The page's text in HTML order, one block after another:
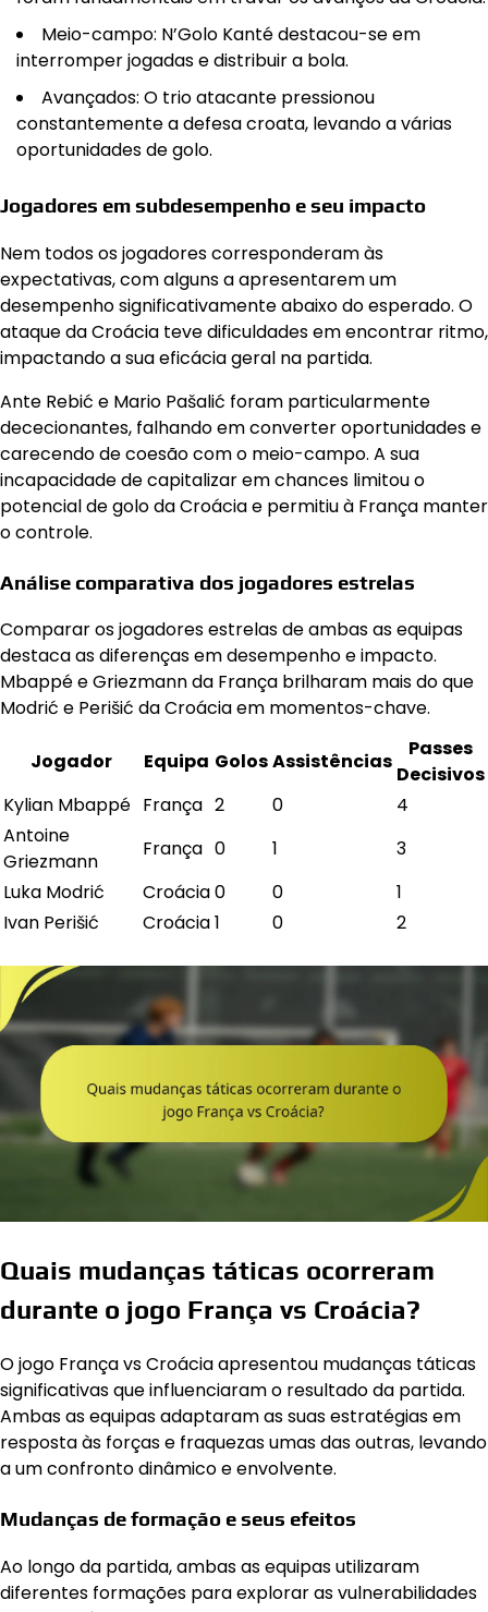
Meio-campo: N’Golo Kanté destacou-se em
interromper jogadas e distribuir a bola.
Avançados: O trio atacante pressionou
constantemente a defesa croata, levando a várias
oportunidades de golo.
Jogadores em subdesempenho e seu impacto
Nem todos os jogadores corresponderam às
expectativas, com alguns a apresentarem um
desempenho significativamente abaixo do esperado. O
ataque da Croácia teve dificuldades em encontrar ritmo,
impactando a sua eficácia geral na partida.
Ante Rebić e Mario Pašalić foram particularmente
dececionantes, falhando em converter oportunidades e
carecendo de coesão com o meio-campo. A sua
incapacidade de capitalizar em chances limitou o
potencial de golo da Croácia e permitiu à França manter
o controle.
Análise comparativa dos jogadores estrelas
Comparar os jogadores estrelas de ambas as equipas
destaca as diferenças em desempenho e impacto.
Mbappé e Griezmann da França brilharam mais do que
Modrić e Perišić da Croácia em momentos-chave.
Jogador Equipa GolosAssistências
Passes
Decisivos
Kylian Mbappé França 2 0
4
Antoine
Griezmann
França 0 1
3
Luka Modrić
Croácia0 0
1
Ivan Perišić
Croácia1 0 2
Quais mudanças táticas ocorreram
durante o jogo França vs Croácia?
O jogo França vs Croácia apresentou mudanças táticas
significativas que influenciaram o resultado da partida.
Ambas as equipas adaptaram as suas estratégias em
resposta às forças e fraquezas umas das outras, levando
a um confronto dinâmico e envolvente.
Mudanças de formação e seus efeitos
Ao longo da partida, ambas as equipas utilizaram
diferentes formações para explorar as vulnerabilidades